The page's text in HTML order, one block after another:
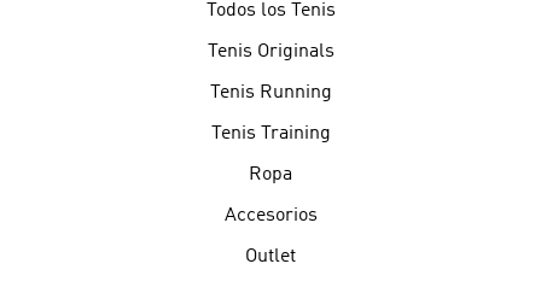
Todos los Tenis
Tenis Originals
Tenis Running
Tenis Training
Ropa
Accesorios
Outlet